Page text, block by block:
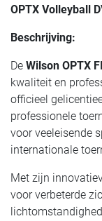
OPTX Volleyball
Beschrijving:
De Wilson OPTX
kwaliteit en
officieel
professionele
voor veeleisende
internationale
Met zijn
voor verbeterde